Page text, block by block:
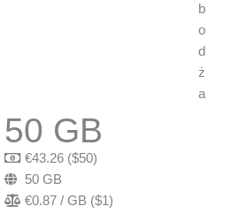
50 GB
€43.26 ($50)
50 GB
€0.87 / GB ($1)